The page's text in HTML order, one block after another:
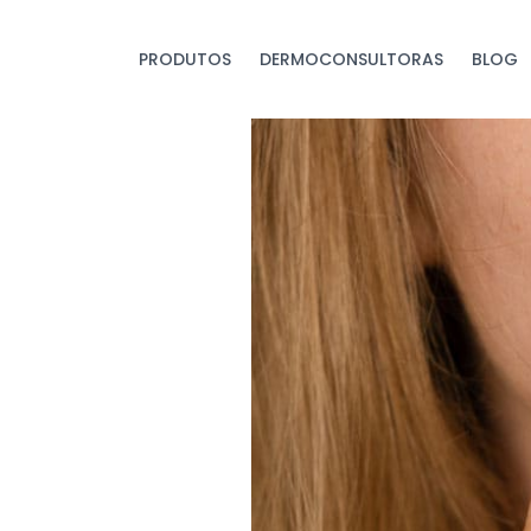
PRODUTOS DERMOCONSULTORAS BLOG